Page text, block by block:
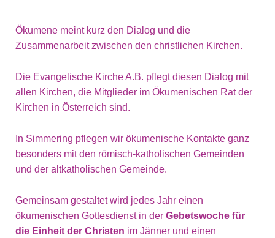
Ökumene meint kurz den Dialog und die
Zusammenarbeit zwischen den christlichen Kirchen.
Die Evangelische Kirche A.B. pflegt diesen Dialog mit
allen Kirchen, die Mitglieder im Ökumenischen Rat der
Kirchen in Österreich sind.
In Simmering pflegen wir ökumenische Kontakte ganz
besonders mit den römisch-katholischen Gemeinden
und der altkatholischen Gemeinde.
Gemeinsam gestaltet wird jedes Jahr einen
ökumenischen Gottesdienst in der Gebetswoche für
die Einheit der Christen im Jänner und einen